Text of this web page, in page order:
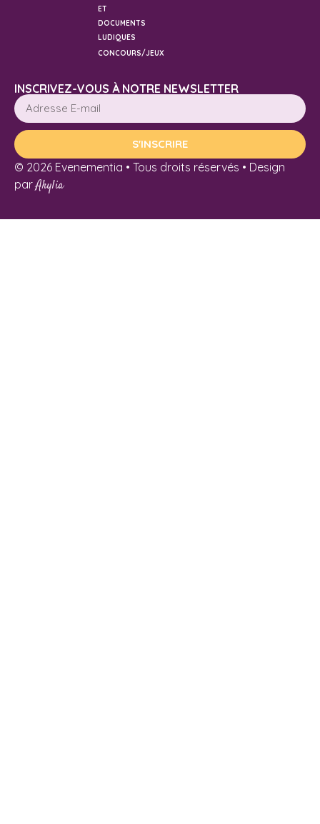
ET
DOCUMENTS
LUDIQUES
CONCOURS/JEUX
INSCRIVEZ-VOUS À NOTRE NEWSLETTER
S'INSCRIRE
© 2026 Evenementia • Tous droits réservés • Design
parAkylia